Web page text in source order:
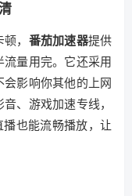
， 番茄加速器提供
量用完。它还采用
影响你其他的上网
、游戏加速专线，
也能流畅播放，让